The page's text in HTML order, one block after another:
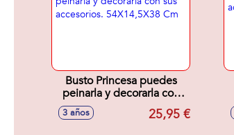
Busto Princesa puedes
peinarla y decorarla con
sus accesorios.
54X14,5X38 Cm
3 años 25,95 €